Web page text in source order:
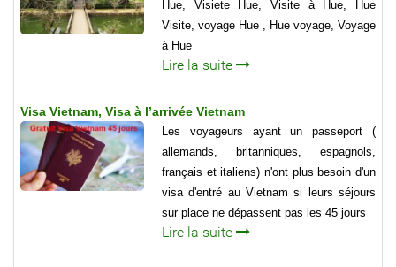
Hue, Visiete Hue, Visite à Hue, Hue
Visite, voyage Hue , Hue voyage, Voyage
à Hue
Lire la suite
Visa Vietnam, Visa à l’arrivée Vietnam
Les voyageurs ayant un passeport (
allemands, britanniques, espagnols,
français et italiens) n'ont plus besoin d'un
visa d'entré au Vietnam si leurs séjours
sur place ne dépassent pas les 45 jours
Lire la suite